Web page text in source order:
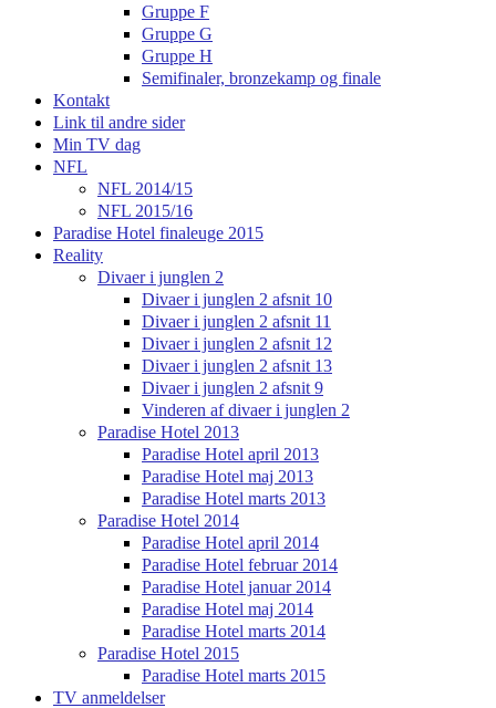
Gruppe F
Gruppe G
Gruppe H
Semifinaler, bronzekamp og finale
Kontakt
Link til andre sider
Min TV dag
NFL
NFL 2014/15
NFL 2015/16
Paradise Hotel finaleuge 2015
Reality
Divaer i junglen 2
Divaer i junglen 2 afsnit 10
Divaer i junglen 2 afsnit 11
Divaer i junglen 2 afsnit 12
Divaer i junglen 2 afsnit 13
Divaer i junglen 2 afsnit 9
Vinderen af divaer i junglen 2
Paradise Hotel 2013
Paradise Hotel april 2013
Paradise Hotel maj 2013
Paradise Hotel marts 2013
Paradise Hotel 2014
Paradise Hotel april 2014
Paradise Hotel februar 2014
Paradise Hotel januar 2014
Paradise Hotel maj 2014
Paradise Hotel marts 2014
Paradise Hotel 2015
Paradise Hotel marts 2015
TV anmeldelser